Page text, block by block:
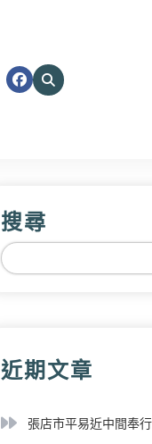
搜尋
近期文章
張店市平易近中間奉